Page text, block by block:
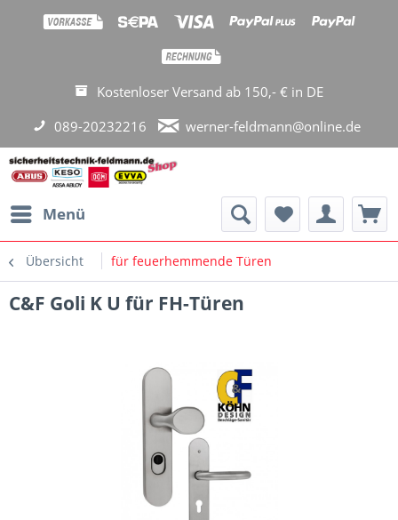
Kostenloser Versand ab 150,- € in DE
089-20232216
werner-feldmann@online.de
Menü
Übersicht für feuerhemmende Türen
C&F Goli K U für FH-Türen